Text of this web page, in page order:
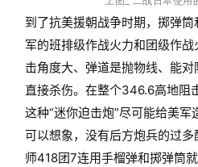
到了抗美援朝战争时期，掷弹
军的班排级作战火力和团级作
击角度大、弹道是抛物线、能
直接杀伤。在整个346.6高地阻
这种“迷你迫击炮”尽可能给美军
可以想象，没有后方炮兵的过
师418团7连用手榴弹和掷弹筒